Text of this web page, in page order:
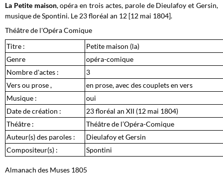
La Petite maison, opéra en trois actes, parole de Dieulafoy et Gersin,
musique de Spontini. Le 23 floréal an 12 [12 mai 1804].
Théâtre de l'Opéra Comique
Titre :
Petite maison (la)
Genre
opéra-comique
Nombre d'actes :
3
Vers ou prose ,
en prose, avec des couplets en vers
Musique :
oui
Date de création :
23 floréal an XII (12 mai 1804)
Théâtre :
Théâtre de l’Opéra-Comique
Auteur(s) des paroles :
Dieulafoy et Gersin
Compositeur(s) :
Spontini
Almanach des Muses 1805